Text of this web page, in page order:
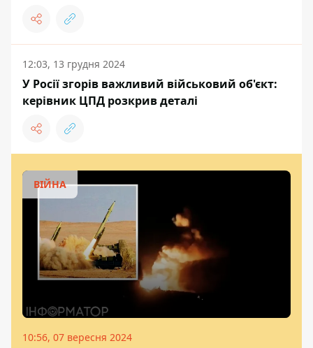
12:03, 13 грудня 2024
У Росії згорів важливий військовий об'єкт:
керівник ЦПД розкрив деталі
ВІЙНА
10:56, 07 вересня 2024